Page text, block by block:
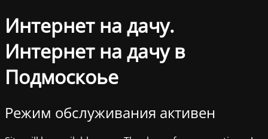
Интернет на дачу.
Интернет на дачу в
Подмоскоье
Режим обслуживания активен